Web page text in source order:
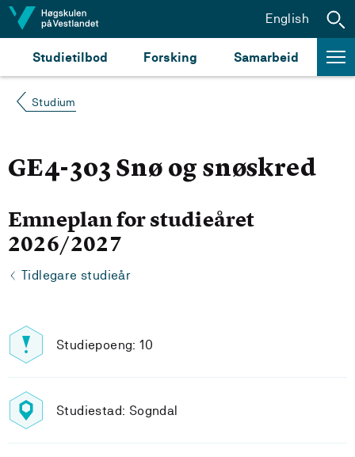
Hopp til innhald
Studietilbod Forsking Samarbeid
English
Studium
GE4-303 Snø og snøskred
Emneplan for studieåret
2026/2027
Tidlegare studieår
Studiepoeng: 10
Studiestad: Sogndal